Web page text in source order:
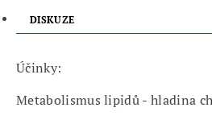
DISKUZE
Účinky:
Metabolismus lipidů - hladina